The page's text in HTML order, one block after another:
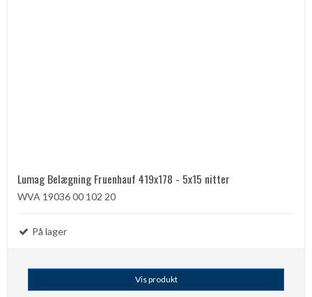
Lumag Belægning Fruenhauf 419x178 - 5x15 nitter
WVA 19036 00 102 20
På lager
Vis produkt